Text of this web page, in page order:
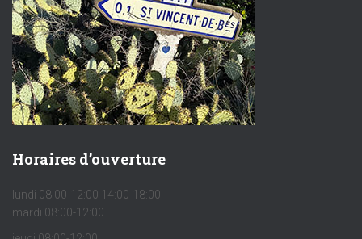
Horaires d’ouverture
lundi 08:00-12:00 14:00-18:00
mardi 08:00-12:00